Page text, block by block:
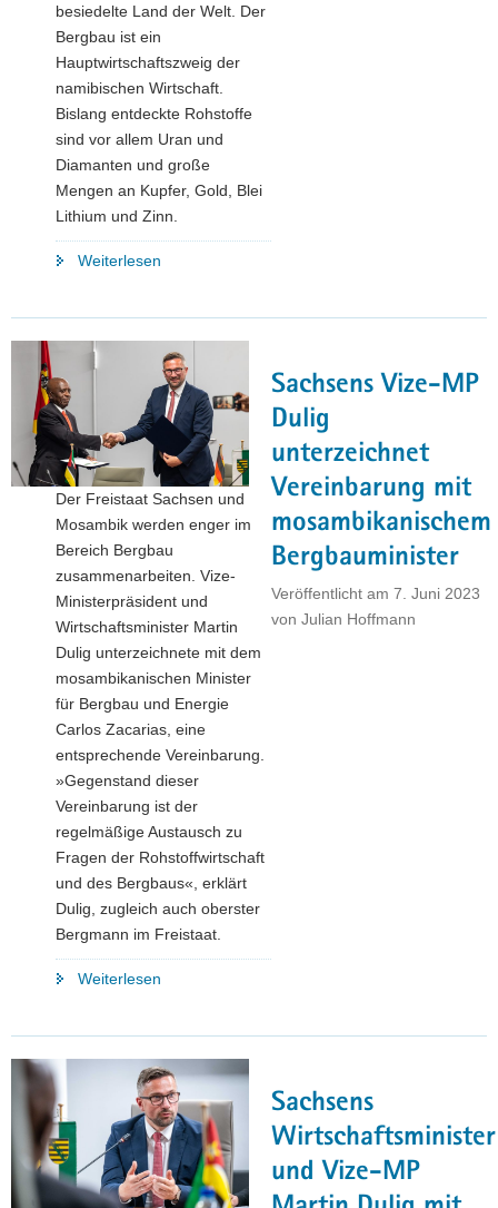
besiedelte Land der Welt. Der
Bergbau ist ein
Hauptwirtschaftszweig der
namibischen Wirtschaft.
Bislang entdeckte Rohstoffe
sind vor allem Uran und
Diamanten und große
Mengen an Kupfer, Gold, Blei
Lithium und Zinn.
Weiterlesen
how
nach
Namibia
für
die
Menschen
die
Zukunft
namibischer
Farmen"
Sachsens Vize-MP
Dulig
unterzeichnet
Vereinbarung mit
mosambikanischem
Bergbauminister
Veröffentlicht am 7. Juni 2023
von Julian Hoffmann
Der Freistaat Sachsen und
Mosambik werden enger im
Bereich Bergbau
zusammenarbeiten. Vize-
Ministerpräsident und
Wirtschaftsminister Martin
Dulig unterzeichnete mit dem
mosambikanischen Minister
für Bergbau und Energie
Carlos Zacarias, eine
entsprechende Vereinbarung.
»Gegenstand dieser
Vereinbarung ist der
regelmäßige Austausch zu
Fragen der Rohstoffwirtschaft
und des Bergbaus«, erklärt
Dulig, zugleich auch oberster
Bergmann im Freistaat.
Weiterlesen
unterzeichnet
Vereinbarung
mit
mosambikanischem
Bergbauminister"
Sachsens
Wirtschaftsminister
und Vize-MP